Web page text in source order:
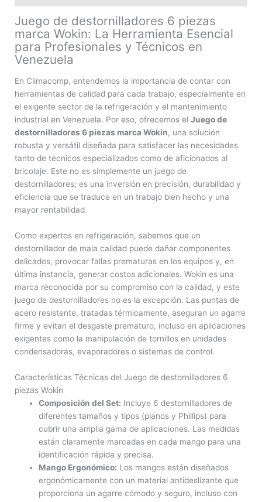
Juego de destornilladores 6 piezas
marca Wokin: La Herramienta Esencial
para Profesionales y Técnicos en
Venezuela
En Climacomp, entendemos la importancia de contar con
herramientas de calidad para cada trabajo, especialmente en
el exigente sector de la refrigeración y el mantenimiento
industrial en Venezuela. Por eso, ofrecemos el Juego de
destornilladores 6 piezas marca Wokin, una solución
robusta y versátil diseñada para satisfacer las necesidades
tanto de técnicos especializados como de aficionados al
bricolaje. Este no es simplemente un juego de
destornilladores; es una inversión en precisión, durabilidad y
eficiencia que se traduce en un trabajo bien hecho y una
mayor rentabilidad.
Como expertos en refrigeración, sabemos que un
destornillador de mala calidad puede dañar componentes
delicados, provocar fallas prematuras en los equipos y, en
última instancia, generar costos adicionales. Wokin es una
marca reconocida por su compromiso con la calidad, y este
juego de destornilladores no es la excepción. Las puntas de
acero resistente, tratadas térmicamente, aseguran un agarre
firme y evitan el desgaste prematuro, incluso en aplicaciones
exigentes como la manipulación de tornillos en unidades
condensadoras, evaporadores o sistemas de control.
Características Técnicas del Juego de destornilladores 6
piezas Wokin
Composición del Set: Incluye 6 destornilladores de
diferentes tamaños y tipos (planos y Phillips) para
cubrir una amplia gama de aplicaciones. Las medidas
están claramente marcadas en cada mango para una
identificación rápida y precisa.
Mango Ergonómico: Los mangos están diseñados
ergonómicamente con un material antideslizante que
proporciona un agarre cómodo y seguro, incluso con